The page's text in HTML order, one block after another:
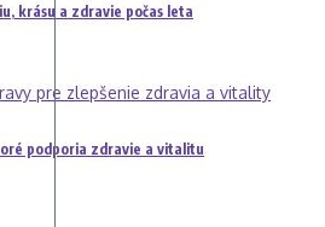
krásu a zdravie počas leta
podporia zdravie a vitalitu